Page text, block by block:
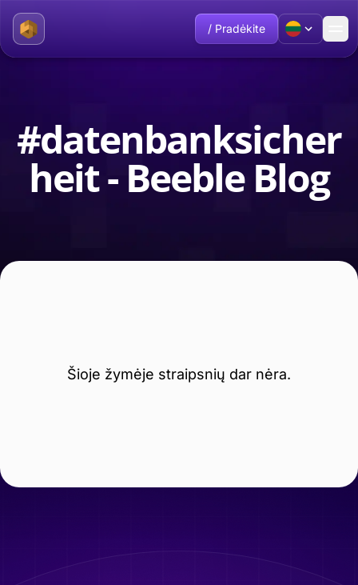
/ Pradėkite
#datenbanksicher
heit - Beeble Blog
Šioje žymėje straipsnių dar nėra.